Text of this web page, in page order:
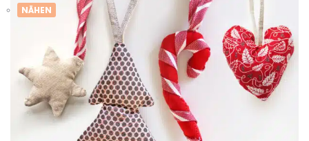
NÄHEN